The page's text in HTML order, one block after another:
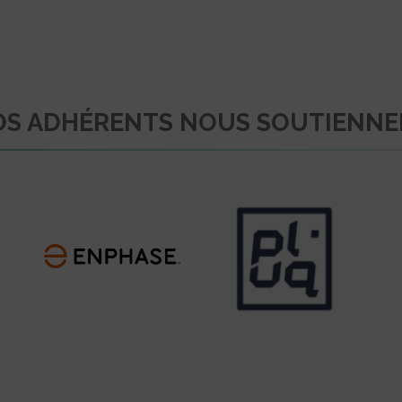
ADHÉRENTS NOUS